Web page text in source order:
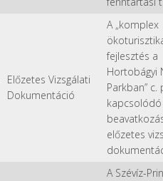
Előzetes Vizsgálati
Dokumentáció
A „komplex
fejlesztés a
Hortobágyi
Parkban”
kapcsolódó
előzetes
A Szévíz-